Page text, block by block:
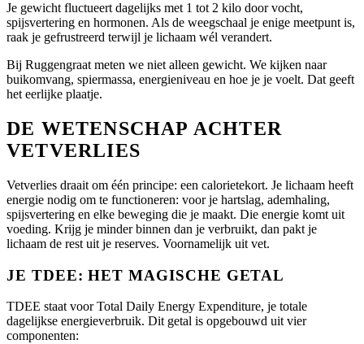
Je gewicht fluctueert dagelijks met 1 tot 2 kilo door vocht,
spijsvertering en hormonen. Als de weegschaal je enige meetpunt is,
raak je gefrustreerd terwijl je lichaam wél verandert.
Bij Ruggengraat meten we niet alleen gewicht. We kijken naar
buikomvang, spiermassa, energieniveau en hoe je je voelt. Dat geeft
het eerlijke plaatje.
DE WETENSCHAP ACHTER
VETVERLIES
Vetverlies draait om één principe: een calorietekort. Je lichaam heeft
energie nodig om te functioneren: voor je hartslag, ademhaling,
spijsvertering en elke beweging die je maakt. Die energie komt uit
voeding. Krijg je minder binnen dan je verbruikt, dan pakt je
lichaam de rest uit je reserves. Voornamelijk uit vet.
JE TDEE: HET MAGISCHE GETAL
TDEE staat voor Total Daily Energy Expenditure, je totale
dagelijkse energieverbruik. Dit getal is opgebouwd uit vier
componenten: